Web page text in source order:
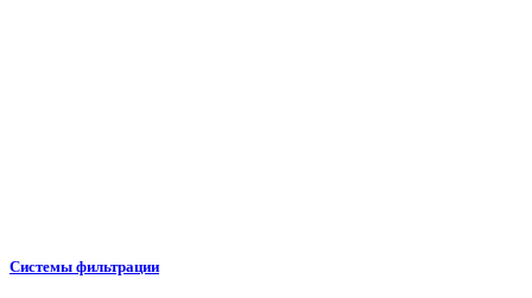
Системы фильтрации